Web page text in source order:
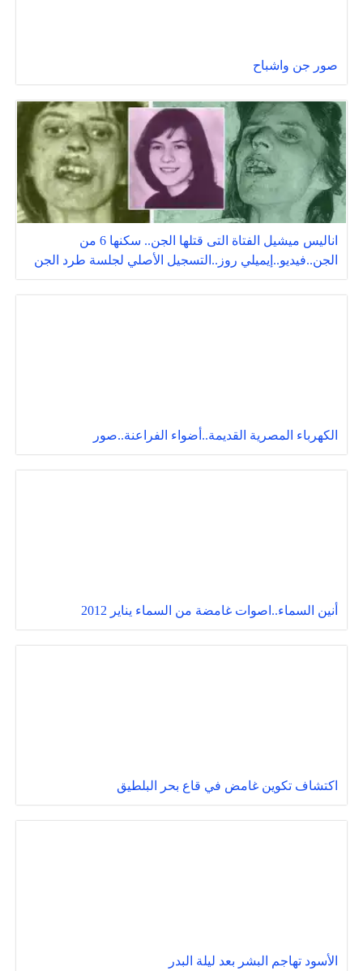
صور جن واشباح
اناليس ميشيل الفتاة التى قتلها الجن.. سكنها 6 من
الجن..فيديو..إيميلي روز..التسجيل الأصلي لجلسة طرد الجن
الكهرباء المصرية القديمة..أضواء الفراعنة..صور
أنين السماء..اصوات غامضة من السماء يناير 2012
اكتشاف تكوين غامض في قاع بحر البلطيق
الأسود تهاجم البشر بعد ليلة البدر